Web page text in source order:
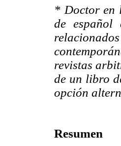
* Doctor en
de español
revistas
de un libro
opción
Resumen